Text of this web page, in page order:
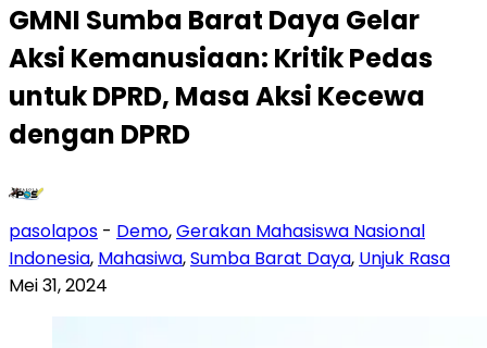
GMNI Sumba Barat Daya Gelar
Aksi Kemanusiaan: Kritik Pedas
untuk DPRD, Masa Aksi Kecewa
dengan DPRD
pasolapos - Demo,Gerakan Mahasiswa Nasional
Indonesia, Mahasiwa,Sumba Barat Daya, Unjuk Rasa
Mei 31, 2024